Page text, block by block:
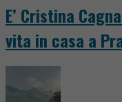
E’ Cristina
vita in casa a